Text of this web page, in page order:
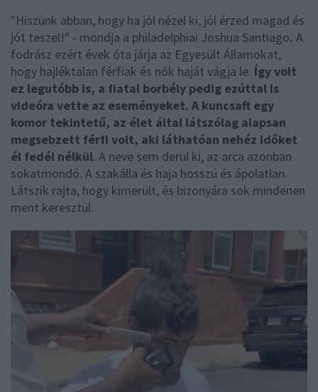
"Hiszünk abban, hogy ha jól nézel ki, jól érzed magad és
jót teszel!" - mondja a philadelphiai Joshua Santiago. A
fodrász ezért évek óta járja az Egyesült Államokat,
hogy hajléktalan férfiak és nők haját vágja le. Így volt
ez legutóbb is, a fiatal borbély pedig ezúttal is
videóra vette az eseményeket. A kuncsaft egy
komor tekintetű, az élet által látszólag alapsan
megsebzett férfi volt, aki láthatóan nehéz időket
él fedél nélkül. A neve sem derül ki, az arca azonban
sokatmondó. A szakálla és haja hosszú és ápolatlan.
Látszik rajta, hogy kimerült, és bizonyára sok mindenen
ment keresztül.